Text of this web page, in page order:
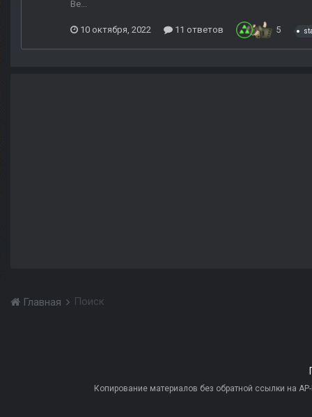
Ве...
10 октября, 2022 11 ответов 5
Главная Поиск
Копирование материалов без обратной ссылки на